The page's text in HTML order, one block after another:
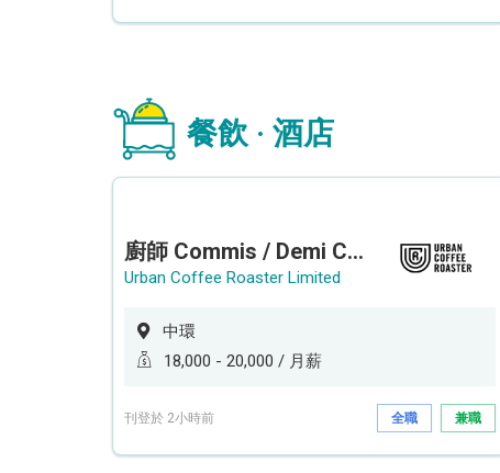
餐飲 · 酒店
廚師 Commis / Demi Chef (全職/ 兼職) (工作地點:中環)
Urban Coffee Roaster Limited
中環
18,000 - 20,000 / 月薪
刊登於 2小時前 全職 兼職